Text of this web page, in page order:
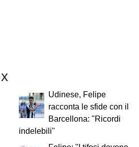
Udinese, Felipe
racconta le sfide con il
Barcellona: "Ricordi
indelebili"